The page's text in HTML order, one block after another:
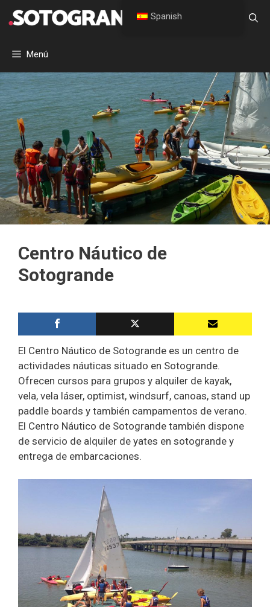
Menú
Centro Náutico de
Sotogrande
El Centro Náutico de Sotogrande es un centro de
actividades náuticas situado en Sotogrande.
Ofrecen cursos para grupos y alquiler de kayak,
vela, vela láser, optimist, windsurf, canoas, stand up
paddle boards y también campamentos de verano.
El Centro Náutico de Sotogrande también dispone
de servicio de alquiler de yates en sotogrande y
entrega de embarcaciones.
Spanish